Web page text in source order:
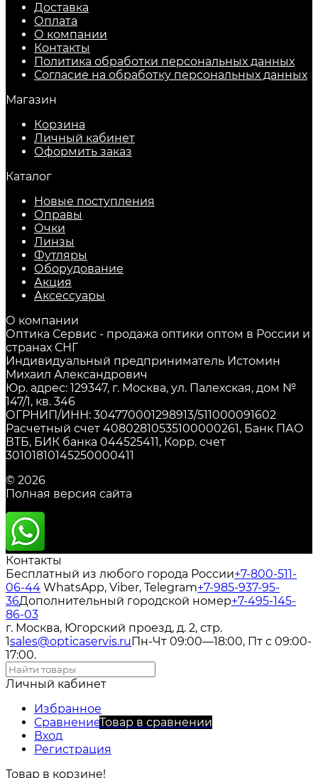
Доставка
Оплата
О компании
Контакты
Политика обработки персональных данных
Согласие на обработку персональных данных
Магазин
Корзина
Личный кабинет
Оформить заказ
Каталог
Новые поступления
Оправы
Очки
Линзы
Футляры
Оборудование
Акция
Аксессуары
О компании
Оптика Сервис - продажа оптики оптом в России и
странах СНГ
Индивидуальный предприниматель Истомин
Михаил Александрович
Юр. адрес: 129347, г. Москва, ул. Палехская, дом №
147/1, кв. 346
ОГРНИП/ИНН: 304770001298913/511000091602
Расчетный счет 40802810535100000261, Банк ПАО
ВТБ, БИК банка 044525411, Корр. счет
30101810145250000411
© 2026
Полная версия сайта
Контакты
Бесплатный из любого города России+7-800-511-
06-44 WhatsApp, Viber, Telegram+7-985-937-95-
36Дополнительный городской номер+7-495-145-
86-03
г. Москва, Югорский проезд, д. 2, стр.
1sales@opticaservis.ruПн-Чт 09:00—18:00, Пт с 09:00-
17:00.
Личный кабинет
Избранное
СравнениеТовар в сравнении
Вход
Регистрация
Товар в корзине!